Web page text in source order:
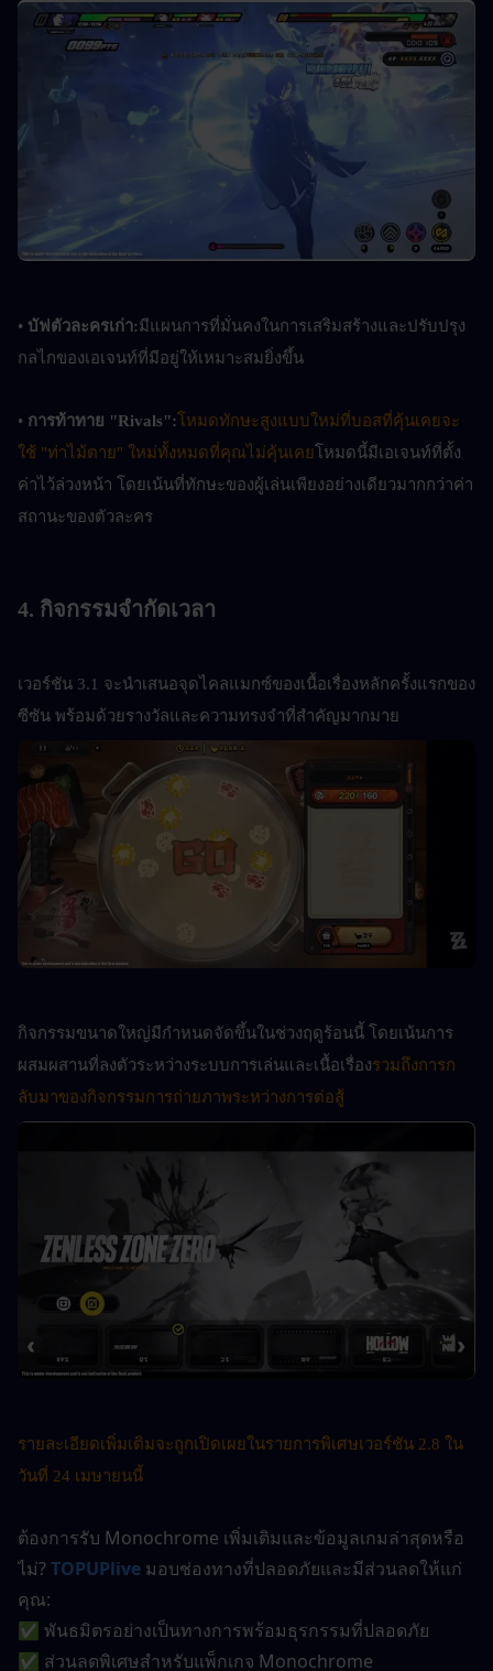
• บัฟตัวละครเก่า:มีแผนการที่มั่นคงในการเสริมสร้างและปรับปรุง
กลไกของเอเจนท์ที่มีอยู่ให้เหมาะสมยิ่งขึ้น
• การท้าทาย "Rivals": โหมดทักษะสูงแบบใหม่ที่บอสที่คุ้นเคยจะ
ใช้ "ท่าไม้ตาย" ใหม่ทั้งหมดที่คุณไม่คุ้นเคย โหมดนี้มีเอเจนท์ที่ตั้ง
ค่าไว้ล่วงหน้า โดยเน้นที่ทักษะของผู้เล่นเพียงอย่างเดียวมากกว่าค่า
สถานะของตัวละคร
4. กิจกรรมจำกัดเวลา
เวอร์ชัน 3.1 จะนำเสนอจุดไคลแมกซ์ของเนื้อเรื่องหลักครั้งแรกของ
ซีซัน พร้อมด้วยรางวัลและความทรงจำที่สำคัญมากมาย
กิจกรรมขนาดใหญ่มีกำหนดจัดขึ้นในช่วงฤดูร้อนนี้ โดยเน้นการ
ผสมผสานที่ลงตัวระหว่างระบบการเล่นและเนื้อเรื่องรวมถึงการก
ลับมาของกิจกรรมการถ่ายภาพระหว่างการต่อสู้
รายละเอียดเพิ่มเติมจะถูกเปิดเผยในรายการพิเศษเวอร์ชัน 2.8 ใน
วันที่ 24 เมษายนนี้
ต้องการรับ Monochrome เพิ่มเติมและข้อมูลเกมล่าสุดหรือ
ไม่?TOPUPlive มอบช่องทางที่ปลอดภัยและมีส่วนลดให้แก่
คุณ:
✅ พันธมิตรอย่างเป็นทางการพร้อมธุรกรรมที่ปลอดภัย
✅ ส่วนลดพิเศษสำหรับแพ็กเกจ Monochrome